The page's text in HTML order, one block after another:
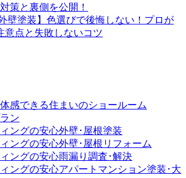
策と裏側を公開！
外壁塗装】色選びで後悔しない！プロが
意点と失敗しないコツ